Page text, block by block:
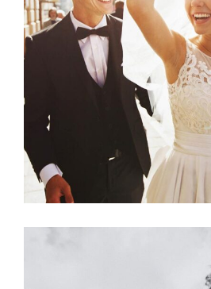
Photography
MADE WITH